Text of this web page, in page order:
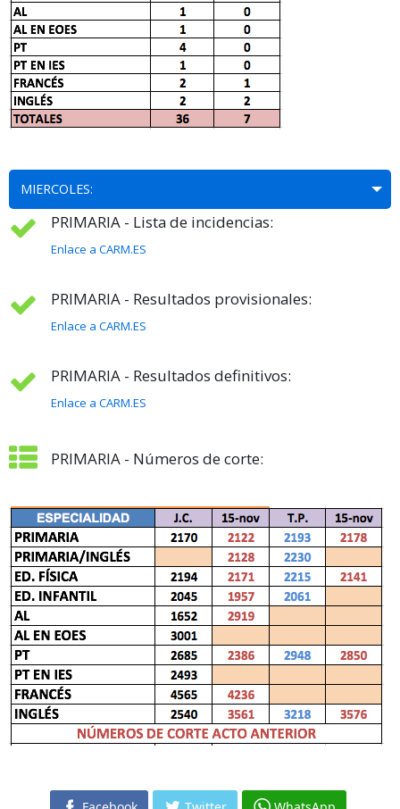
MIERCOLES:
PRIMARIA - Lista de incidencias:
Enlace a CARM.ES
PRIMARIA - Resultados provisionales:
Enlace a CARM.ES
PRIMARIA - Resultados definitivos:
Enlace a CARM.ES
PRIMARIA - Números de corte: